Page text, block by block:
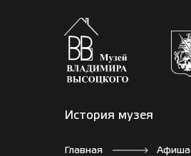
История музея
Главная Афиша